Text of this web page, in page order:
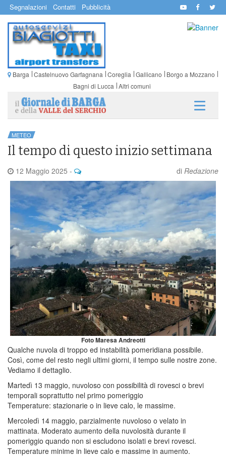
Segnalazioni Contatti Pubblicità
Barga Castelnuovo Garfagnana Coreglia Gallicano
Borgo a Mozzano
Bagni di Lucca Altri comuni
METEO
Il tempo di questo inizio settimana
12 Maggio 2025 - di Redazione
Foto Maresa Andreotti
Qualche nuvola di troppo ed instabilità pomeridiana possibile.
Così, come del resto negli ultimi giorni, il tempo sulle nostre zone.
Vediamo il dettaglio.
Martedì 13 maggio, nuvoloso con possibilità di rovesci o brevi
temporali soprattutto nel primo pomeriggio
Temperature: stazionarie o in lieve calo, le massime.
Mercoledì 14 maggio, parzialmente nuvoloso o velato in
mattinata. Moderato aumento della nuvolosità durante il
pomeriggio quando non si escludono isolati e brevi rovesci.
Temperature minime in lieve calo e massime in aumento.